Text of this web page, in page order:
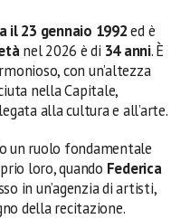
il 23 gennaio 1992ed è
nel 2026 è di 34 anni. È
con un’altezza
nella Capitale,
alla cultura e all’arte.
un ruolo fondamentale
loro, quando Federica
in un’agenzia di artisti,
della recitazione.